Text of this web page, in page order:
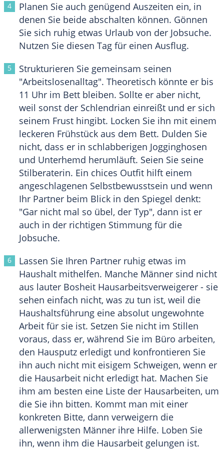
Planen Sie auch genügend Auszeiten ein, in
denen Sie beide abschalten können. Gönnen
Sie sich ruhig etwas Urlaub von der Jobsuche.
Nutzen Sie diesen Tag für einen Ausflug.
Strukturieren Sie gemeinsam seinen
"Arbeitslosenalltag". Theoretisch könnte er bis
11 Uhr im Bett bleiben. Sollte er aber nicht,
weil sonst der Schlendrian einreißt und er sich
seinem Frust hingibt. Locken Sie ihn mit einem
leckeren Frühstück aus dem Bett. Dulden Sie
nicht, dass er in schlabberigen Jogginghosen
und Unterhemd herumläuft. Seien Sie seine
Stilberaterin. Ein chices Outfit hilft einem
angeschlagenen Selbstbewusstsein und wenn
Ihr Partner beim Blick in den Spiegel denkt:
"Gar nicht mal so übel, der Typ", dann ist er
auch in der richtigen Stimmung für die
Jobsuche.
Lassen Sie Ihren Partner ruhig etwas im
Haushalt mithelfen. Manche Männer sind nicht
aus lauter Bosheit Hausarbeitsverweigerer - sie
sehen einfach nicht, was zu tun ist, weil die
Haushaltsführung eine absolut ungewohnte
Arbeit für sie ist. Setzen Sie nicht im Stillen
voraus, dass er, während Sie im Büro arbeiten,
den Hausputz erledigt und konfrontieren Sie
ihn auch nicht mit eisigem Schweigen, wenn er
die Hausarbeit nicht erledigt hat. Machen Sie
ihm am besten eine Liste der Hausarbeiten, um
die Sie ihn bitten. Kommt man mit einer
konkreten Bitte, dann verweigern die
allerwenigsten Männer ihre Hilfe. Loben Sie
ihn, wenn ihm die Hausarbeit gelungen ist.